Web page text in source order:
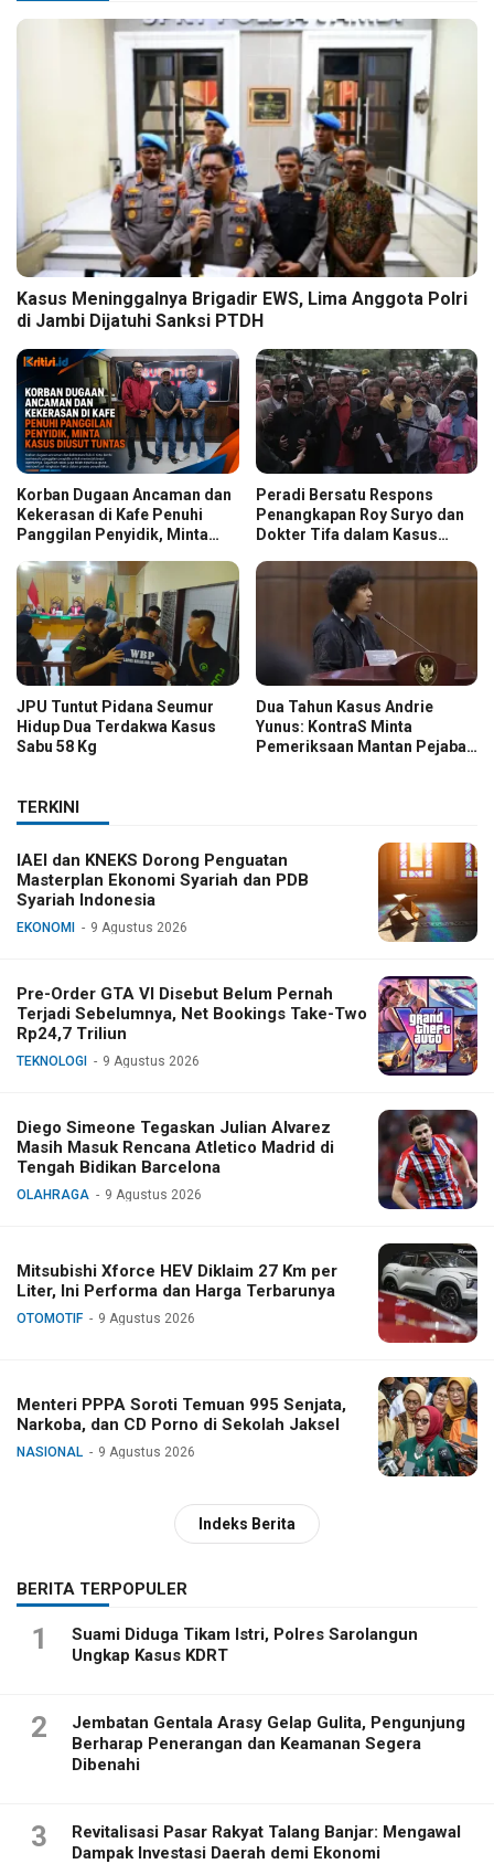
Kasus Meninggalnya Brigadir EWS, Lima Anggota Polri
di Jambi Dijatuhi Sanksi PTDH
Korban Dugaan Ancaman dan
Kekerasan di Kafe Penuhi
Panggilan Penyidik, Minta
Peradi Bersatu Respons
Penangkapan Roy Suryo dan
Dokter Tifa dalam Kasus
JPU Tuntut Pidana Seumur
Hidup Dua Terdakwa Kasus
Sabu 58 Kg
Dua Tahun Kasus Andrie
Yunus: KontraS Minta
Pemeriksaan Mantan Pejabat
TERKINI
IAEI dan KNEKS Dorong Penguatan
Masterplan Ekonomi Syariah dan PDB
Syariah Indonesia
EKONOMI 9 Agustus 2026
Pre-Order GTA VI Disebut Belum Pernah
Terjadi Sebelumnya, Net Bookings Take-Two
Rp24,7 Triliun
TEKNOLOGI 9 Agustus 2026
Diego Simeone Tegaskan Julian Alvarez
Masih Masuk Rencana Atletico Madrid di
Tengah Bidikan Barcelona
OLAHRAGA 9 Agustus 2026
Mitsubishi Xforce HEV Diklaim 27 Km per
Liter, Ini Performa dan Harga Terbarunya
OTOMOTIF 9 Agustus 2026
Menteri PPPA Soroti Temuan 995 Senjata,
Narkoba, dan CD Porno di Sekolah Jaksel
NASIONAL 9 Agustus 2026
Indeks Berita
BERITA TERPOPULER
1
Suami Diduga Tikam Istri, Polres Sarolangun
Ungkap Kasus KDRT
2
Jembatan Gentala Arasy Gelap Gulita, Pengunjung
Berharap Penerangan dan Keamanan Segera
Dibenahi
3
Revitalisasi Pasar Rakyat Talang Banjar: Mengawal
Dampak Investasi Daerah demi Ekonomi